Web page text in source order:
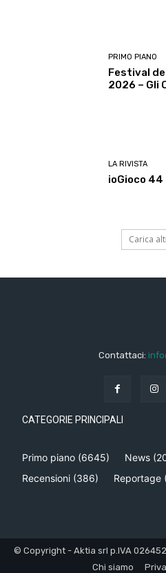
PRIMO PIANO
Festival
2026 – Gli
LA RIVISTA
ioGioco 44
Carica
Contattaci:
CATEGORIE PRINCIPALI
Primo piano (6645) News
Recensioni (386) Reportage
© Copyright - Aktia srl p.IVA
Chi siamo